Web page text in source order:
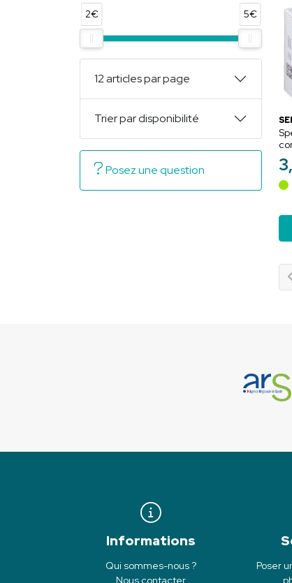
3,
2€
5€
12 articles par page
Trier par disponibilité
Posez une question
Informations
Qui sommes-nous ?
Nous contacter
Poser